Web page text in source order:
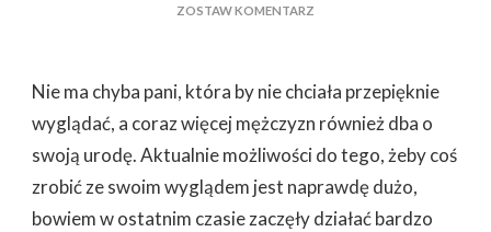
ZOSTAW KOMENTARZ
MEDYCYNY
ESTETYCZNEJ
–
JAK
WYBRAĆ
Nie ma chyba pani, która by nie chciała przepięknie
wyglądać, a coraz więcej mężczyzn również dba o
swoją urodę. Aktualnie możliwości do tego, żeby coś
zrobić ze swoim wyglądem jest naprawdę dużo,
bowiem w ostatnim czasie zaczęły działać bardzo